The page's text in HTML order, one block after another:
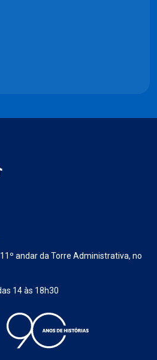
andar da Torre Administrativa, no
14 às 18h30